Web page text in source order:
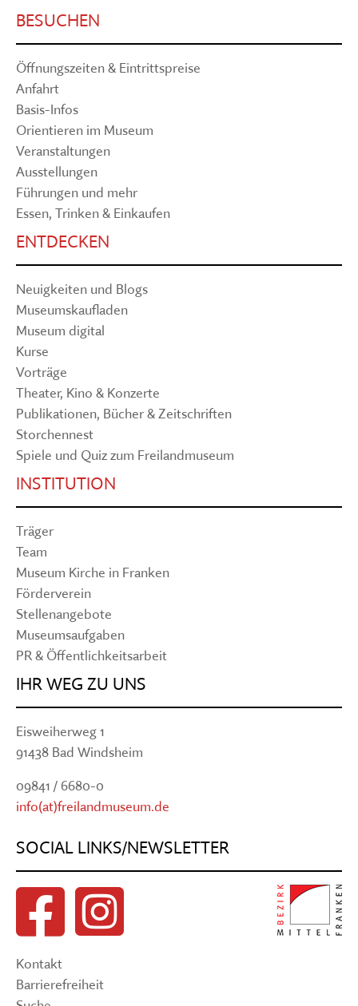
BESUCHEN
Öffnungszeiten & Eintrittspreise
Anfahrt
Basis-Infos
Orientieren im Museum
Veranstaltungen
Ausstellungen
Führungen und mehr
Essen, Trinken & Einkaufen
ENTDECKEN
Neuigkeiten und Blogs
Museumskaufladen
Museum digital
Kurse
Vorträge
Theater, Kino & Konzerte
Publikationen, Bücher & Zeitschriften
Storchennest
Spiele und Quiz zum Freilandmuseum
INSTITUTION
Träger
Team
Museum Kirche in Franken
Förderverein
Stellenangebote
Museumsaufgaben
PR & Öffentlichkeitsarbeit
IHR WEG ZU UNS
Eisweiherweg 1
91438 Bad Windsheim
09841 / 6680-0
info(at)freilandmuseum.de
SOCIAL LINKS/NEWSLETTER
Kontakt
Barrierefreiheit